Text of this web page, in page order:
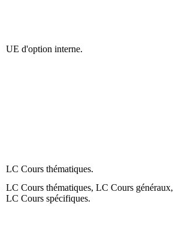
UE d'option interne.
LC Cours thématiques.
LC Cours thématiques, LC Cours généraux,
LC Cours spécifiques.